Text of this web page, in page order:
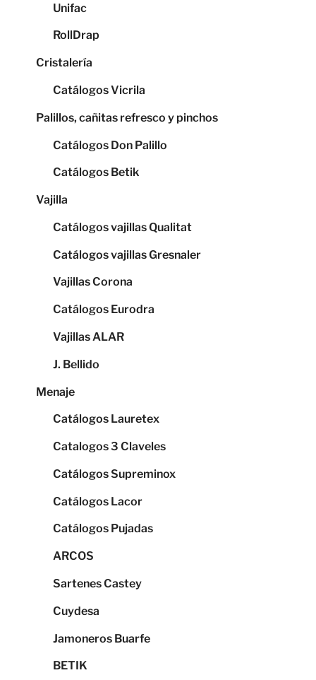
Unifac
RollDrap
Cristalería
Catálogos Vicrila
Palillos, cañitas refresco y pinchos
Catálogos Don Palillo
Catálogos Betik
Vajilla
Catálogos vajillas Qualitat
Catálogos vajillas Gresnaler
Vajillas Corona
Catálogos Eurodra
Vajillas ALAR
J. Bellido
Menaje
Catálogos Lauretex
Catalogos 3 Claveles
Catálogos Supreminox
Catálogos Lacor
Catálogos Pujadas
ARCOS
Sartenes Castey
Cuydesa
Jamoneros Buarfe
BETIK